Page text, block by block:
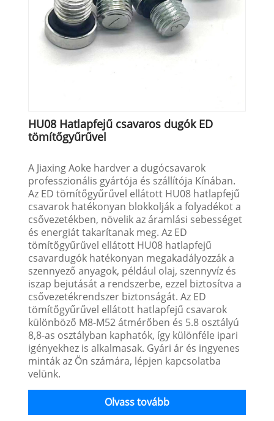
HU08 Hatlapfejű csavaros dugók ED
tömítőgyűrűvel
A Jiaxing Aoke hardver a dugócsavarok
professzionális gyártója és szállítója Kínában.
Az ED tömítőgyűrűvel ellátott HU08 hatlapfejű
csavarok hatékonyan blokkolják a folyadékot a
csővezetékben, növelik az áramlási sebességet
és energiát takarítanak meg. Az ED
tömítőgyűrűvel ellátott HU08 hatlapfejű
csavardugók hatékonyan megakadályozzák a
szennyező anyagok, például olaj, szennyvíz és
iszap bejutását a rendszerbe, ezzel biztosítva a
csővezetékrendszer biztonságát. Az ED
tömítőgyűrűvel ellátott hatlapfejű csavarok
különböző M8-M52 átmérőben és 5.8 osztályú
8,8-as osztályban kaphatók, így különféle ipari
igényekhez is alkalmasak. Gyári ár és ingyenes
minták az Ön számára, lépjen kapcsolatba
velünk.
Olvass tovább